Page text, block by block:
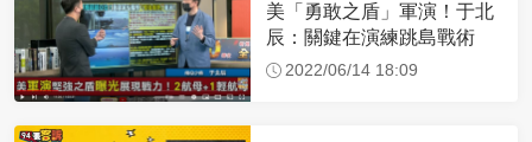
美「勇敢之盾」軍演！于北
辰：關鍵在演練跳島戰術
2022/06/14 18:09